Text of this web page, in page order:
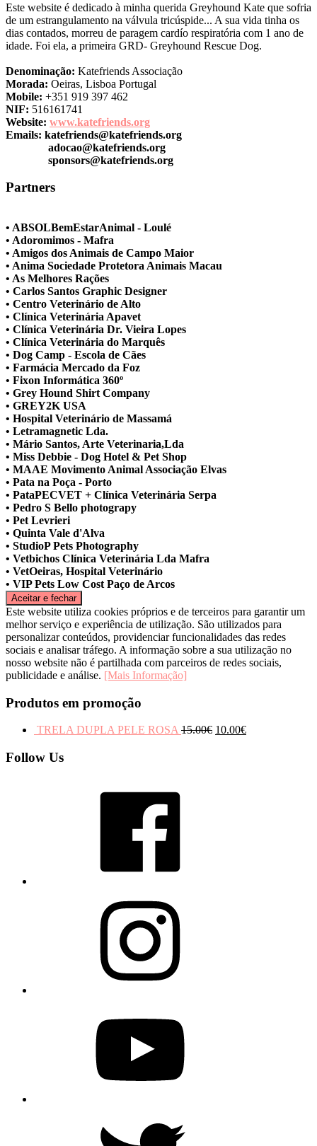
Este website é dedicado à minha querida Greyhound Kate que sofria
de um estrangulamento na válvula tricúspide... A sua vida tinha os
dias contados, morreu de paragem cardío respiratória com 1 ano de
idade. Foi ela, a primeira GRD- Greyhound Rescue Dog.
Denominação: Katefriends Associação
Morada: Oeiras, Lisboa Portugal
Mobile: +351 919 397 462
NIF: 516161741
Website: www.katefriends.org
Emails: katefriends@katefriends.org
adocao@katefriends.org
sponsors@katefriends.org
Partners
• ABSOLBemEstarAnimal - Loulé
• Adoromimos - Mafra
• Amigos dos Animais de Campo Maior
• Anima Sociedade Protetora Animais Macau
• As Melhores Rações
• Carlos Santos Graphic Designer
• Centro Veterinário de Alto
• Clínica Veterinária Apavet
• Clínica Veterinária Dr. Vieira Lopes
• Clínica Veterinária do Marquês
• Dog Camp - Escola de Cães
• Farmácia Mercado da Foz
• Fixon Informática 360º
• Grey Hound Shirt Company
• GREY2K USA
• Hospital Veterinário de Massamá
• Letramagnetic Lda.
• Mário Santos, Arte Veterinaria,Lda
• Miss Debbie - Dog Hotel & Pet Shop
• MAAE Movimento Animal Associação Elvas
• Pata na Poça - Porto
• PataPECVET + Clínica Veterinária Serpa
• Pedro S Bello photograpy
• Pet Levrieri
• Quinta Vale d'Alva
• StudioP Pets Photography
• Vetbichos Clínica Veterinária Lda Mafra
• VetOeiras, Hospital Veterinário
• VIP Pets Low Cost Paço de Arcos
Este website utiliza cookies próprios e de terceiros para garantir um
melhor serviço e experiência de utilização. São utilizados para
personalizar conteúdos, providenciar funcionalidades das redes
sociais e analisar tráfego. A informação sobre a sua utilização no
nosso website não é partilhada com parceiros de redes sociais,
publicidade e análise. [Mais Informação]
Produtos em promoção
TRELA DUPLA PELE ROSA 15.00€ 10.00€
Follow Us